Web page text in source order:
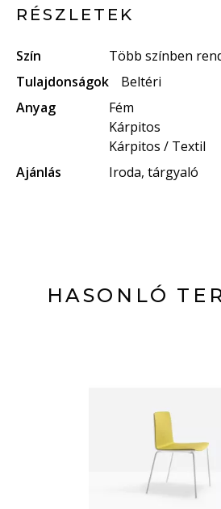
RÉSZLETEK
Szín
Több színben
Tulajdonságok
Beltéri
Anyag
Fém
Kárpitos
Kárpitos / Textil
Ajánlás
Iroda, tárgyaló
HASONLÓ